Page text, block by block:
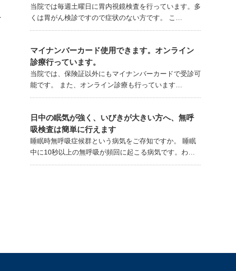
当院では毎週土曜日に胃内視鏡検査を行っています。多
くは胃がん検診ですので症状のない方です。 こ…
マイナンバーカード使用できます。オンライン
診療行っています。
当院では、保険証以外にもマイナンバーカードで受診可
能です。 また、オンライン診療も行っています…
日中の眠気が強く、いびきが大きい方へ、無呼
吸検査は簡単に行えます
睡眠時無呼吸症候群という病気をご存知ですか。 睡眠
中に10秒以上の無呼吸が頻回に起こる病気です。わ…